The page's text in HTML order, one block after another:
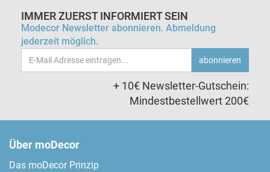
IMMER ZUERST INFORMIERT SEIN
Modecor Newsletter abonnieren. Abmeldung
jederzeit möglich.
Email-
Adresse
abonnieren
+ 10€ Newsletter-Gutschein:
Mindestbestellwert 200€
Über moDecor
Das moDecor Prinzip